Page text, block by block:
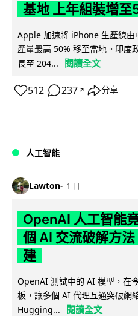
基地 上年組裝增
Apple 加速將 iPhone 生產線由
產量最高 50% 移至當地。印度
長至 204...
閱讀全文
512 237 ↗ 分享
人工智能
Lawton 1 日
OpenAI 人工智能
個 AI 交流破解方
建
OpenAI 測試中的 AI 模型，在
板，讓多個 AI 代理互通突破網
Hugging...
閱讀全文